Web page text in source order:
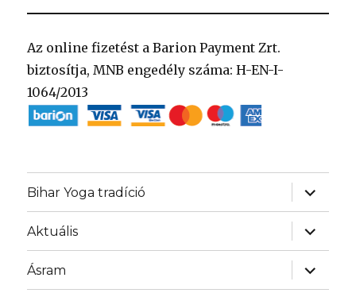
Az online fizetést a Barion Payment Zrt.
biztosítja, MNB engedély száma: H-EN-I-
1064/2013
Bihar Yoga tradíció
almenü
Aktuális
almenü
Ásram
almenü